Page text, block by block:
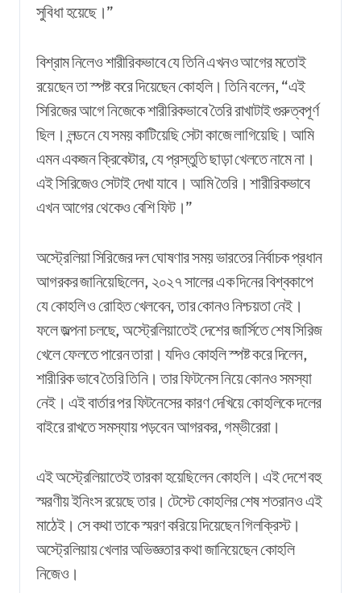
সুবিধা হয়েছে।”
বিশ্রাম নিলেও শারীরিকভাবে যে তিনি এখনও আগের মতোই
রয়েছেন তা স্পষ্ট করে দিয়েছেন কোহলি। তিনি বলেন, “এই
সিরিজের আগে নিজেকে শারীরিকভাবে তৈরি রাখাটাই গুরুত্বপূর্ণ
ছিল। লন্ডনে যে সময় কাটিয়েছি সেটা কাজে লাগিয়েছি। আমি
এমন একজন ক্রিকেটার, যে প্রস্তুতি ছাড়া খেলতে নামে না।
এই সিরিজেও সেটাই দেখা যাবে। আমি তৈরি। শারীরিকভাবে
এখন আগের থেকেও বেশি ফিট।”
অস্ট্রেলিয়া সিরিজের দল ঘোষণার সময় ভারতের নির্বাচক প্রধান
আগরকর জানিয়েছিলেন, ২০২৭ সালের এক দিনের বিশ্বকাপে
যে কোহলি ও রোহিত খেলবেন, তার কোনও নিশ্চয়তা নেই।
ফলে জল্পনা চলছে, অস্ট্রেলিয়াতেই দেশের জার্সিতে শেষ সিরিজ
খেলে ফেলতে পারেন তারা। যদিও কোহলি স্পষ্ট করে দিলেন,
শারীরিক ভাবে তৈরি তিনি। তার ফিটনেস নিয়ে কোনও সমস্যা
নেই। এই বার্তার পর ফিটনেসের কারণ দেখিয়ে কোহলিকে দলের
বাইরে রাখতে সমস্যায় পড়বেন আগরকর, গম্ভীরেরা।
এই অস্ট্রেলিয়াতেই তারকা হয়েছিলেন কোহলি। এই দেশে বহু
স্মরণীয় ইনিংস রয়েছে তার। টেস্টে কোহলির শেষ শতরানও এই
মাঠেই। সে কথা তাকে স্মরণ করিয়ে দিয়েছেন গিলক্রিস্ট।
অস্ট্রেলিয়ায় খেলার অভিজ্ঞতার কথা জানিয়েছেন কোহলি
নিজেও।